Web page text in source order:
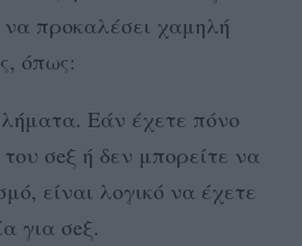
προκαλέσει χαμηλή
όπως:
Εάν έχετε πόνο
σeξ ή δεν μπορείτε να
είναι λογικό να έχετε
για σeξ.